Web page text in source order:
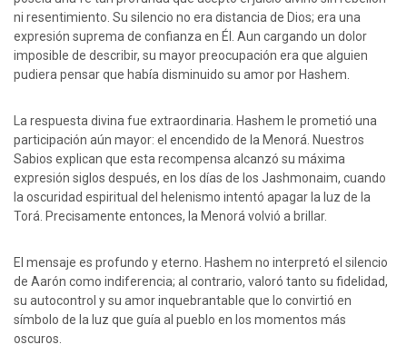
ni resentimiento. Su silencio no era distancia de Dios; era una
expresión suprema de confianza en Él. Aun cargando un dolor
imposible de describir, su mayor preocupación era que alguien
pudiera pensar que había disminuido su amor por Hashem.
La respuesta divina fue extraordinaria. Hashem le prometió una
participación aún mayor: el encendido de la Menorá. Nuestros
Sabios explican que esta recompensa alcanzó su máxima
expresión siglos después, en los días de los Jashmonaim, cuando
la oscuridad espiritual del helenismo intentó apagar la luz de la
Torá. Precisamente entonces, la Menorá volvió a brillar.
El mensaje es profundo y eterno. Hashem no interpretó el silencio
de Aarón como indiferencia; al contrario, valoró tanto su fidelidad,
su autocontrol y su amor inquebrantable que lo convirtió en
símbolo de la luz que guía al pueblo en los momentos más
oscuros.